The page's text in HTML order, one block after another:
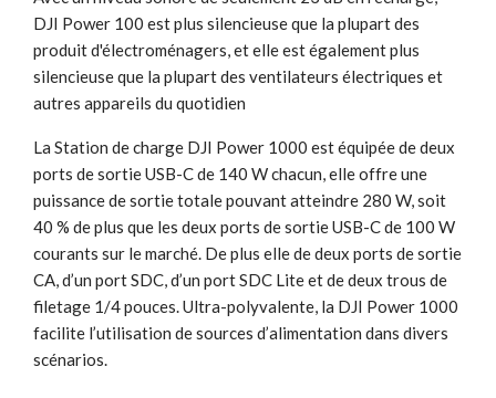
DJI Power 100 est plus silencieuse que la plupart des
produit d'électroménagers, et elle est également plus
silencieuse que la plupart des ventilateurs électriques et
autres appareils du quotidien
La Station de charge DJI Power 1000 est équipée de deux
ports de sortie USB-C de 140 W chacun, elle offre une
puissance de sortie totale pouvant atteindre 280 W, soit
40 % de plus que les deux ports de sortie USB-C de 100 W
courants sur le marché. De plus elle de deux ports de sortie
CA, d’un port SDC, d’un port SDC Lite et de deux trous de
filetage 1/4 pouces. Ultra-polyvalente, la DJI Power 1000
facilite l’utilisation de sources d’alimentation dans divers
scénarios.